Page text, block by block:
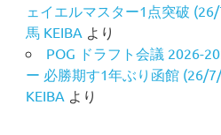
ェイエルマスター1点突破
馬 KEIBA より
POG ドラフト会議 2026-
ー 必勝期す1年ぶり函館 (26/
KEIBA より